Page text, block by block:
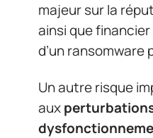
majeur sur la
ainsi que
d’un ransomware
Un autre risque
aux